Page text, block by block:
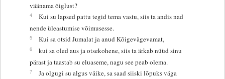
väänama õiglust?
4
Kui su lapsed pattu tegid tema vastu, siis ta andis nad
nende üleastumise võimusesse.
5 Kui sa otsid Jumalat ja anud Kõigevägevamat,
6
kui sa oled aus ja otsekohene, siis ta ärkab nüüd sinu
pärast ja taastab su eluaseme, nagu see peab olema.
7
Ja olgugi su algus väike, sa saad siiski lõpuks väga